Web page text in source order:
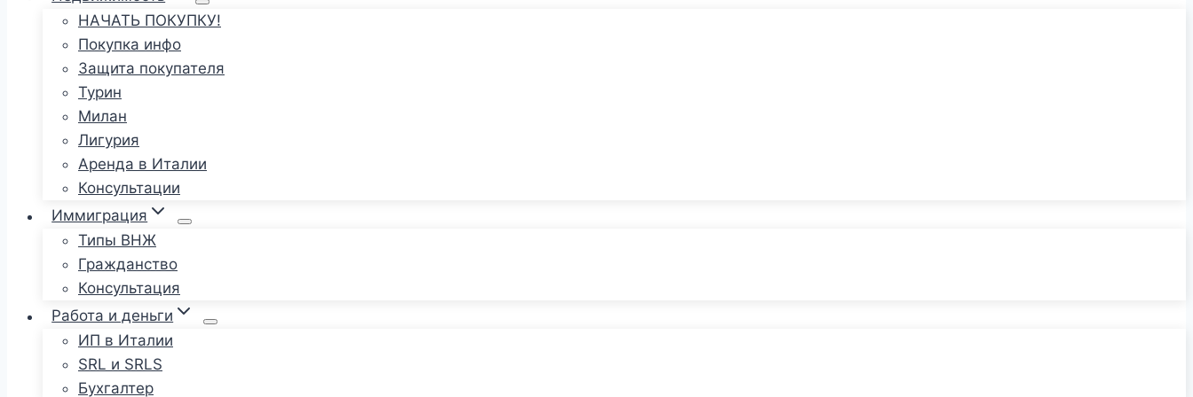
НАЧАТЬ ПОКУПКУ!
Покупка инфо
Защита покупателя
Турин
Милан
Лигурия
Аренда в Италии
Консультации
Иммиграция
Типы ВНЖ
Гражданство
Консультация
Работа и деньги
ИП в Италии
SRL и SRLS
Бухгалтер